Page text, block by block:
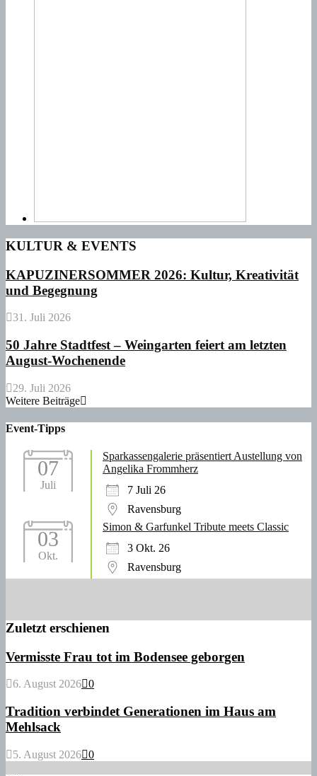
KULTUR & EVENTS
KAPUZINERSOMMER 2026: Kultur, Kreativität
und Begegnung
31. Juli 2026
50 Jahre Stadtfest – Weingarten feiert am letzten
August-Wochenende
29. Juli 2026
Weitere Beiträge
Event-Tipps
07
Juli
Sparkassengalerie präsentiert Austellung von
Angelika Frommherz
7 Juli 26
Ravensburg
03
Okt.
Simon & Garfunkel Tribute meets Classic
3 Okt. 26
Ravensburg
Zuletzt erschienen
Vermisste Frau tot im Bodensee geborgen
6. August 2026 0
Tradition verbindet Generationen im Haus am
Mehlsack
5. August 2026 0